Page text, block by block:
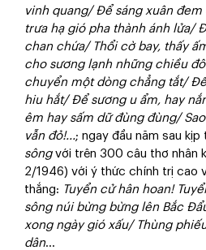
vinh quang/ Để sáng xuân
trưa hạ gió pha thành ánh lửa/
chan chứa/ Thổi cờ bay, thấy
cho sương lạnh những chiều
chuyển một dòng chẳng tắt/
hiu hắt/ Để sương u ẩm, hay
êm hay sấm dữ đùng đùng/
vẫn đỏ!...; ngay đầu năm sau kịp
sôngvới trên 300 câu thơ nhân
2/1946) với ý thức chính trị cao
thắng: Tuyển cử hân hoan!
sông núi bừng bừng lên Bắc
xong ngày gió xấu/ Thùng
dân…